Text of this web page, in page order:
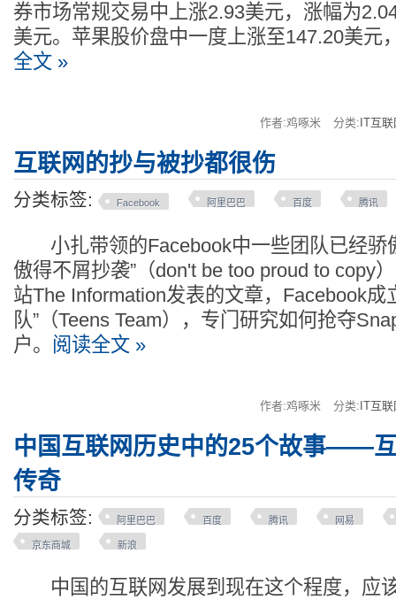
券市场常规交易中上涨2.93美元，涨幅为
美元。苹果股价盘中一度上涨至147.20美元
全文 »
作者:鸡啄米 分类: IT互
互联网的抄与被抄都很伤
分类标签: Facebook 阿里巴巴 百度 腾讯
小扎带领的Facebook中一些团队已经骄
傲得不屑抄袭”（don't be too proud to copy
站The Information发表的文章，Facebook成
队”（Teens Team），专门研究如何抢夺
户。 阅读全文 »
作者:鸡啄米 分类: IT互
中国互联网历史中的25个故事——
传奇
分类标签: 阿里巴巴 百度 腾讯 网易
京东商城 新浪
中国的互联网发展到现在这个程度，应